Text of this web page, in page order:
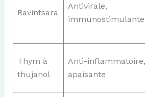
Ravintsara
Antivirale,
immunostimulante
Thym à
thujanol
Anti-inflammatoire,
apaisante